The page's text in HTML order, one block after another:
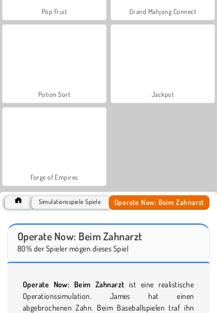
Pop Fruit Grand Mahjong Connect
Potion Sort Jackpot
Forge of Empires
Simulationsspiele Spiele Operate Now: Beim Zahnarzt
Operate Now: Beim Zahnarzt
80% der Spieler mögen dieses Spiel
Operate Now: Beim Zahnarzt ist eine realistische
Operationssimulation. James hat einen
abgebrochenen Zahn. Beim Baseballspielen traf ihn